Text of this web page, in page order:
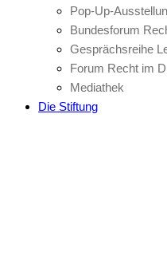
Pop-Up-
Bundesforum
Gesprächsreihe
Forum Recht im
Mediathek
Die Stiftung